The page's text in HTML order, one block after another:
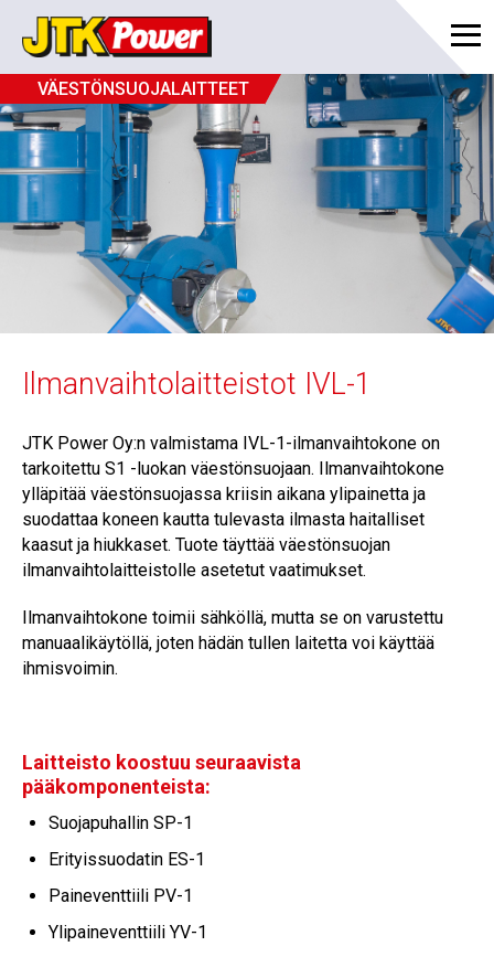
VÄESTÖNSUOJALAITTEET
Ilmanvaihtolaitteistot IVL-1
JTK Power Oy:n valmistama IVL-1-ilmanvaihtokone on
tarkoitettu S1 -luokan väestönsuojaan. Ilmanvaihtokone
ylläpitää väestönsuojassa kriisin aikana ylipainetta ja
suodattaa koneen kautta tulevasta ilmasta haitalliset
kaasut ja hiukkaset. Tuote täyttää väestönsuojan
ilmanvaihtolaitteistolle asetetut vaatimukset.
Ilmanvaihtokone toimii sähköllä, mutta se on varustettu
manuaalikäytöllä, joten hädän tullen laitetta voi käyttää
ihmisvoimin.
Laitteisto koostuu seuraavista
pääkomponenteista:
Suojapuhallin SP-1
Erityissuodatin ES-1
Paineventtiili PV-1
Ylipaineventtiili YV-1